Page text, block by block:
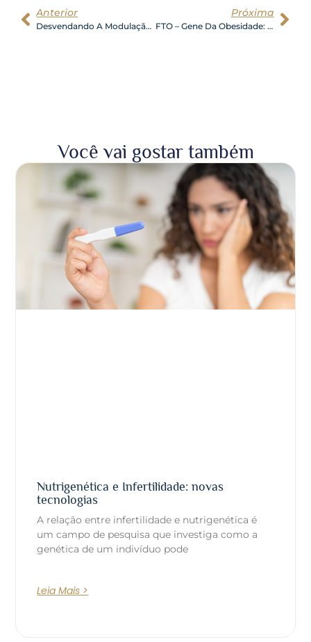
Anterior
Desvendando A Modulação Hormonal Natural: Encontre Seu Equilíbrio
Próxima
FTO – Gene Da Obesidade: Como Reverter Seu DNA E Conquistar O Emagrecimento Definitivo?
Você vai gostar também
Nutrigenética e Infertilidade: novas
tecnologias
A relação entre infertilidade e nutrigenética é
um campo de pesquisa que investiga como a
genética de um indivíduo pode
Leia Mais >